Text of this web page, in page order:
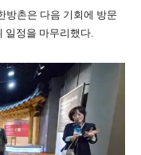
방촌은 다음 기회에 방문
일정을 마무리했다.